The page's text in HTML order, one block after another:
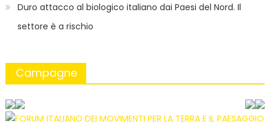
Duro attacco al biologico italiano dai Paesi del Nord. Il
settore è a rischio
Campagne